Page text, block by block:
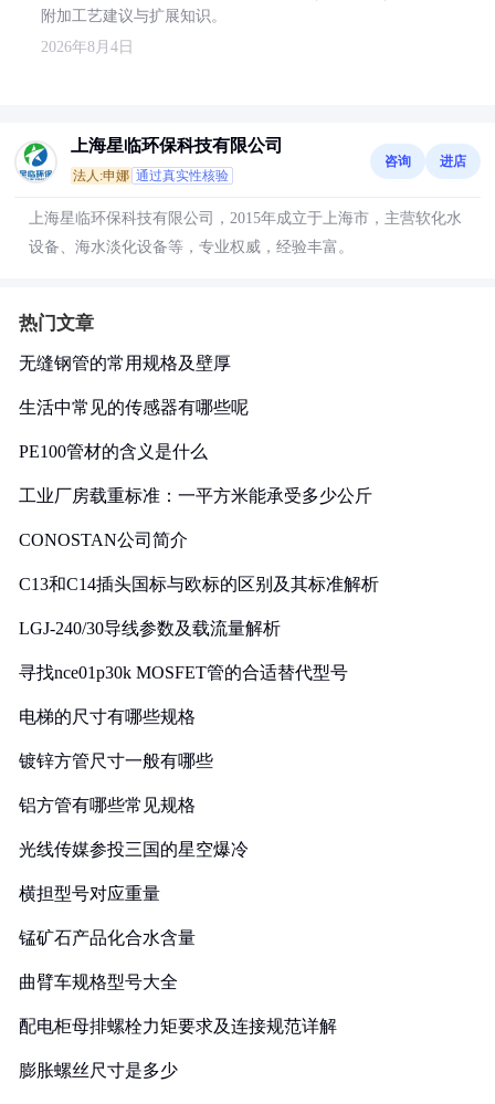
附加工艺建议与扩展知识。
2026年8月4日
上海星临环保科技有限公司
法人:申娜 通过真实性核验
咨询 进店
上海星临环保科技有限公司，2015年成立于上海市，主营软化水
设备、海水淡化设备等，专业权威，经验丰富。
热门文章
无缝钢管的常用规格及壁厚
生活中常见的传感器有哪些呢
PE100管材的含义是什么
工业厂房载重标准：一平方米能承受多少公斤
CONOSTAN公司简介
C13和C14插头国标与欧标的区别及其标准解析
LGJ-240/30导线参数及载流量解析
寻找nce01p30k MOSFET管的合适替代型号
电梯的尺寸有哪些规格
镀锌方管尺寸一般有哪些
铝方管有哪些常见规格
光线传媒参投三国的星空爆冷
横担型号对应重量
锰矿石产品化合水含量
曲臂车规格型号大全
配电柜母排螺栓力矩要求及连接规范详解
膨胀螺丝尺寸是多少